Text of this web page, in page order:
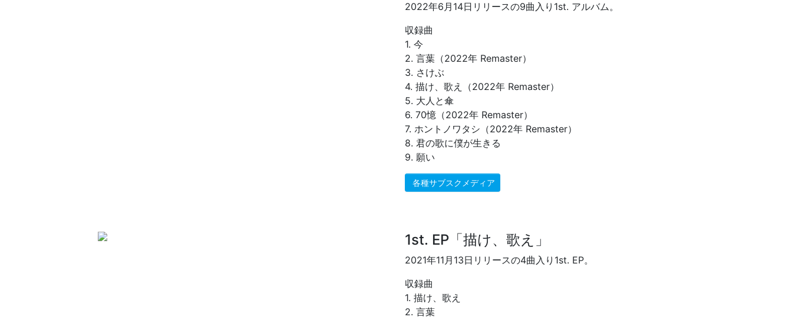
2022年6月14日リリースの9曲入り1st. アルバム。
収録曲
1. 今
2. 言葉（2022年 Remaster）
3. さけぶ
4. 描け、歌え（2022年 Remaster）
5. 大人と傘
6. 70憶（2022年 Remaster）
7. ホントノワタシ（2022年 Remaster）
8. 君の歌に僕が生きる
9. 願い
各種サブスクメディア
1st. EP「描け、歌え」
2021年11月13日リリースの4曲入り1st. EP。
収録曲
1. 描け、歌え
2. 言葉